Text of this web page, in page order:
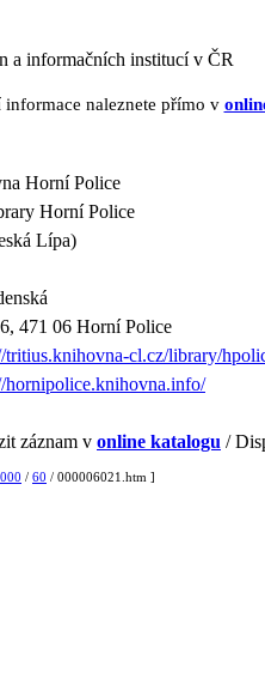
a informačních institucí v ČR
informace naleznete přímo v
Horní Police
Horní Police
Lípa)
471 06 Horní Police
tritius.knihovna-cl.cz/library/
hornipolice.knihovna.info/
záznam v online katalogu /
/ 60 / 000006021.htm ]